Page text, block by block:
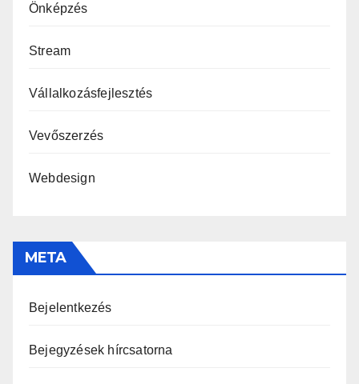
Önképzés
Stream
Vállalkozásfejlesztés
Vevőszerzés
Webdesign
META
Bejelentkezés
Bejegyzések hírcsatorna